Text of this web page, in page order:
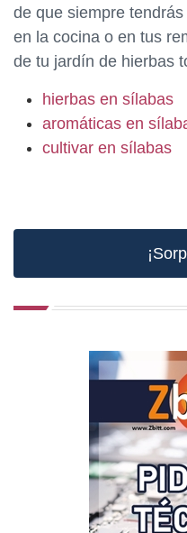
de que siempre
en la cocina o en tus
de tu jardín de hierbas
hierbas en sílabas
aromáticas en
cultivar en sílabas